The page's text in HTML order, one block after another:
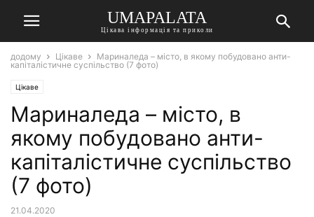
UMAPALATA
Цікава інформація та приколи
додому Цікаве
Мариналеда – місто, в якому побудовано анти-
капіталістичне суспільство (7 фото)
Цікаве
Мариналеда – місто, в
якому побудовано анти-
капіталістичне суспільство
(7 фото)
21.04.2020